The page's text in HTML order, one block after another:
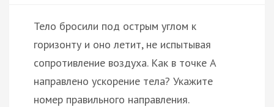
Тело бросили под острым углом к
горизонту и оно летит, не испытывая
сопротивление воздуха. Как в точке A
направлено ускорение тела? Укажите
номер правильного направления.